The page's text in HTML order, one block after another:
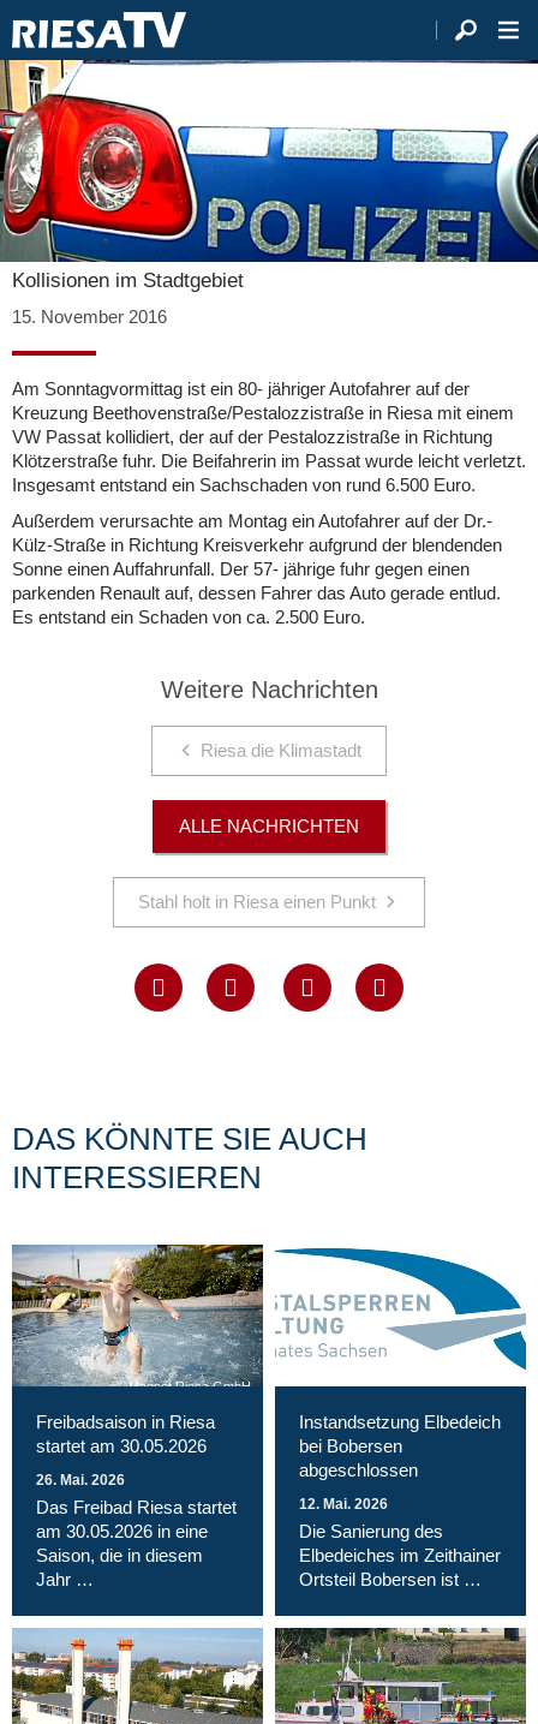
Kollisionen im Stadtgebiet
15. November 2016
Am Sonntagvormittag ist ein 80- jähriger Autofahrer auf der
Kreuzung Beethovenstraße/Pestalozzistraße in Riesa mit einem
VW Passat kollidiert, der auf der Pestalozzistraße in Richtung
Klötzerstraße fuhr. Die Beifahrerin im Passat wurde leicht verletzt.
Insgesamt entstand ein Sachschaden von rund 6.500 Euro.
Außerdem verursachte am Montag ein Autofahrer auf der Dr.-
Külz-Straße in Richtung Kreisverkehr aufgrund der blendenden
Sonne einen Auffahrunfall. Der 57- jährige fuhr gegen einen
parkenden Renault auf, dessen Fahrer das Auto gerade entlud.
Es entstand ein Schaden von ca. 2.500 Euro.
Weitere Nachrichten
Riesa die Klimastadt
ALLE NACHRICHTEN
Stahl holt in Riesa einen Punkt
DAS KÖNNTE SIE AUCH
INTERESSIEREN
Magnet Riesa GmbH
Freibadsaison in Riesa
startet am 30.05.2026
26. Mai. 2026
Das Freibad Riesa startet
am 30.05.2026 in eine
Saison, die in diesem
Jahr …
Instandsetzung Elbedeich
bei Bobersen
abgeschlossen
12. Mai. 2026
Die Sanierung des
Elbedeiches im Zeithainer
Ortsteil Bobersen ist …